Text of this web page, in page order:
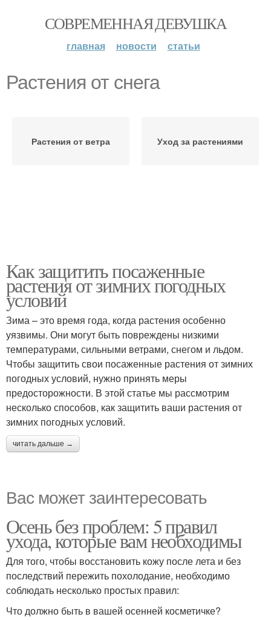
СОВРЕМЕННАЯ ДЕВУШКА
главная новости статьи
Растения от снега
Растения от ветра Уход за растениями
Как защитить посаженные
растения от зимних погодных
условий
Зима – это время года, когда растения особенно
уязвимы. Они могут быть повреждены низкими
температурами, сильными ветрами, снегом и льдом.
Чтобы защитить свои посаженные растения от зимних
погодных условий, нужно принять меры
предосторожности. В этой статье мы рассмотрим
несколько способов, как защитить ваши растения от
зимних погодных условий.
читать дальше →
Вас может заинтересовать
Осень без проблем: 5 правил
ухода, которые вам необходимы
Для того, чтобы восстановить кожу после лета и без
последствий пережить похолодание, необходимо
соблюдать несколько простых правил:
Что должно быть в вашей осенней косметичке?